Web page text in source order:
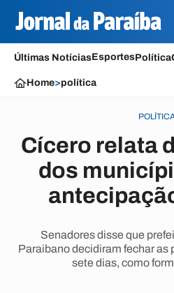
Últimas NotíciasEsportesPolítica
Home>política
Cícero relata
dos
Senadores disse que
Paraibano decidiram fechar as
sete dias, como